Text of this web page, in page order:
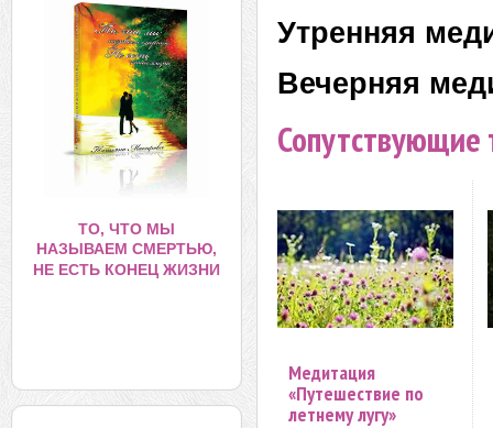
Утренняя
Вечерняя
Сопутствующие
Медитация
«Путешествие по
летнему лугу»
ТО, ЧТО МЫ
НАЗЫВАЕМ СМЕРТЬЮ,
НЕ ЕСТЬ КОНЕЦ ЖИЗНИ